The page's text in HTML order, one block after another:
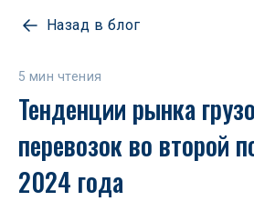
Назад в блог
5 мин чтения
Тенденции рынка
перевозок во второй
2024 года